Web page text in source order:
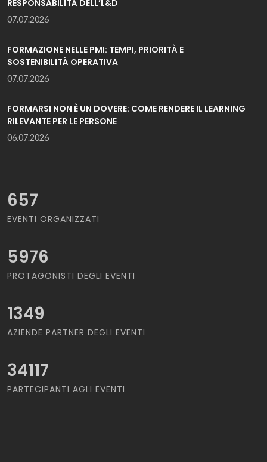
RESPONSABILITÀ DELL’L&D
07.07.2026
FORMAZIONE NELLE PMI: TEMPI, PRIORITÀ E
SOSTENIBILITÀ OPERATIVA
07.07.2026
FORMARSI NON È UN DOVERE: COME RENDERE IL LEARNING
RILEVANTE PER LE PERSONE
06.07.2026
657
EVENTI ORGANIZZATI
5976
PROTAGONISTI DEGLI EVENTI
1349
AZIENDE PARTNER DEGLI EVENTI
34117
PARTECIPANTI AGLI EVENTI